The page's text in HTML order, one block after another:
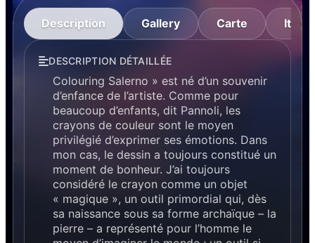
Description Gallery Carte
DESCRIPTION DÉTAILLÉE
Colouring Salerno » est né d’un souvenir
d’enfance de l’artiste. Comme pour
beaucoup d’enfants, dit Pannoli, les
crayons de couleur sont le moyen
privilégié d’exprimer ses émotions. Dans
mon cas, le dessin a toujours constitué un
moment de bonheur. J’ai toujours
considéré le crayon comme un objet
« magique », un outil primordial qui, dès
sa naissance sous sa forme archaïque – la
pierre – a représenté pour l’homme le